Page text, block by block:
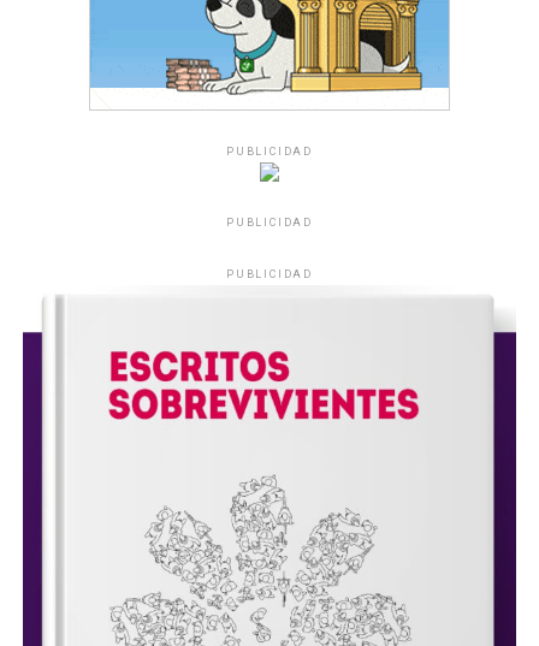
PUBLICIDAD
PUBLICIDAD
PUBLICIDAD